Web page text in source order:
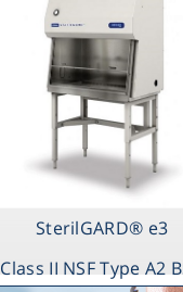
SterilGARD® e3
Class II NSF Type A2